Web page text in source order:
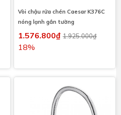
Vòi chậu rửa chén Caesar K376C
nóng lạnh gắn tường
1.576.800₫ 1.925.000₫
18%